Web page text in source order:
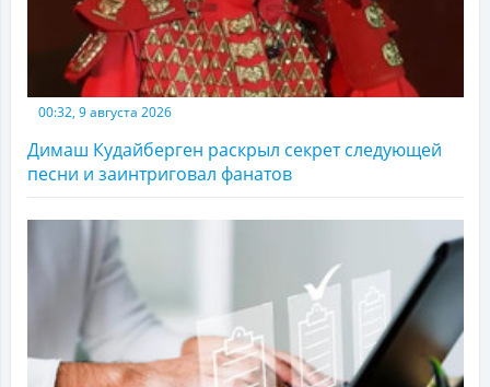
00:32, 9 августа 2026
Димаш Кудайберген раскрыл секрет следующей
песни и заинтриговал фанатов